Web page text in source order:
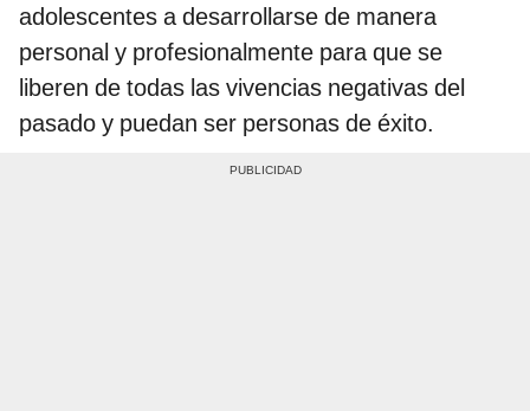
adolescentes a desarrollarse de manera
personal y profesionalmente para que se
liberen de todas las vivencias negativas del
pasado y puedan ser personas de éxito.